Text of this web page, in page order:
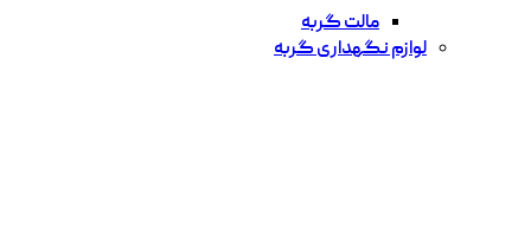
مالت گربه
لوازم نگهداری گربه